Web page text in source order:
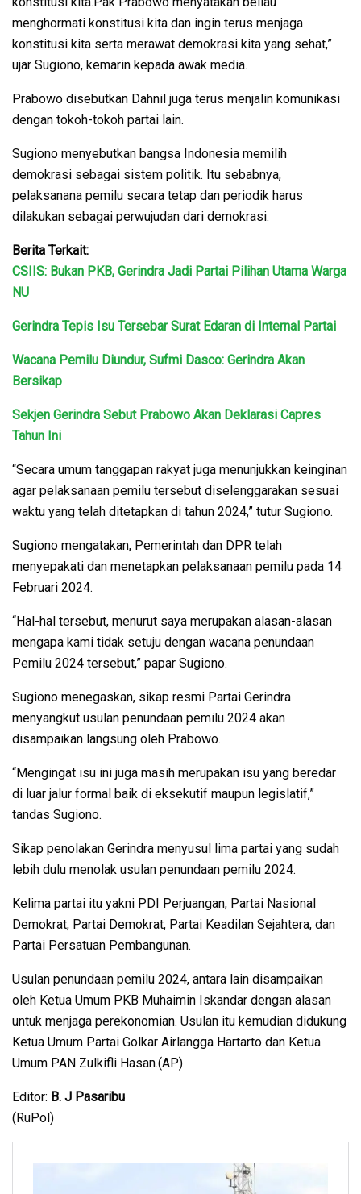
menghormati konstitusi kita dan ingin terus menjaga
konstitusi kita serta merawat demokrasi kita yang sehat,”
ujar Sugiono, kemarin kepada awak media.
Prabowo disebutkan Dahnil juga terus menjalin komunikasi
dengan tokoh-tokoh partai lain.
Sugiono menyebutkan bangsa Indonesia memilih
demokrasi sebagai sistem politik. Itu sebabnya,
pelaksanana pemilu secara tetap dan periodik harus
dilakukan sebagai perwujudan dari demokrasi.
Berita Terkait:
CSIIS: Bukan PKB, Gerindra Jadi Partai Pilihan Utama Warga
NU
Gerindra Tepis Isu Tersebar Surat Edaran di Internal Partai
Wacana Pemilu Diundur, Sufmi Dasco: Gerindra Akan
Bersikap
Sekjen Gerindra Sebut Prabowo Akan Deklarasi Capres
Tahun Ini
“Secara umum tanggapan rakyat juga menunjukkan keinginan
agar pelaksanaan pemilu tersebut diselenggarakan sesuai
waktu yang telah ditetapkan di tahun 2024,” tutur Sugiono.
Sugiono mengatakan, Pemerintah dan DPR telah
menyepakati dan menetapkan pelaksanaan pemilu pada 14
Februari 2024.
“Hal-hal tersebut, menurut saya merupakan alasan-alasan
mengapa kami tidak setuju dengan wacana penundaan
Pemilu 2024 tersebut,” papar Sugiono.
Sugiono menegaskan, sikap resmi Partai Gerindra
menyangkut usulan penundaan pemilu 2024 akan
disampaikan langsung oleh Prabowo.
“Mengingat isu ini juga masih merupakan isu yang beredar
di luar jalur formal baik di eksekutif maupun legislatif,”
tandas Sugiono.
Sikap penolakan Gerindra menyusul lima partai yang sudah
lebih dulu menolak usulan penundaan pemilu 2024.
Kelima partai itu yakni PDI Perjuangan, Partai Nasional
Demokrat, Partai Demokrat, Partai Keadilan Sejahtera, dan
Partai Persatuan Pembangunan.
Usulan penundaan pemilu 2024, antara lain disampaikan
oleh Ketua Umum PKB Muhaimin Iskandar dengan alasan
untuk menjaga perekonomian. Usulan itu kemudian didukung
Ketua Umum Partai Golkar Airlangga Hartarto dan Ketua
Umum PAN Zulkifli Hasan.(AP)
Editor: B. J Pasaribu
(RuPol)